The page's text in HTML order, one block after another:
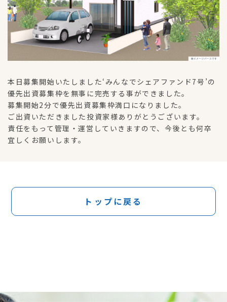
本日募集開始いたしました‘みんなでシェアファンド7号’の
優先出資募集枠を無事に完売する事ができました。
募集開始2分で優先出資募集枠満口になりました。
ご出資いただきました投資家様ありがとうございます。
責任をもって管理・運営していきますので、今後とも何卒
宜しくお願いします。
トップに戻る